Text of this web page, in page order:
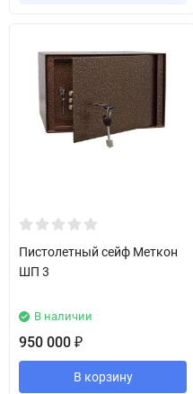
Пистолетный сейф Меткон
ШП 3
В наличии
950 000 ₽
В корзину